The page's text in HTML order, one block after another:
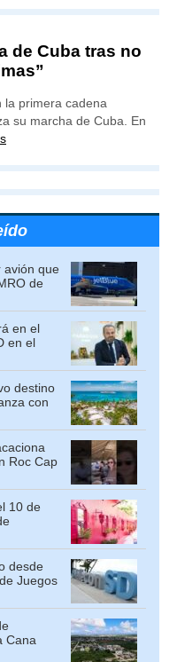
de Cuba tras no
la primera cadena
su marcha de Cuba. En
avión que
de
en el
en el
destino
con
Roc Cap
10 de
desde
Juegos
Cana